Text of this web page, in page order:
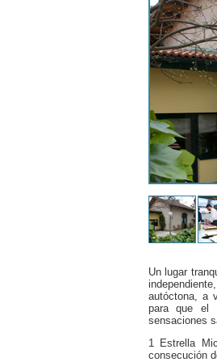
Un lugar
autóctona, a
para que el
sensaciones
1 Estrella
consecución